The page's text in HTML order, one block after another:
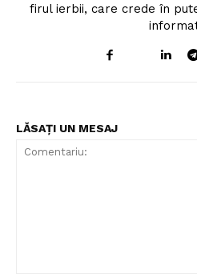
firul ierbii, care crede în
LĂSAȚI UN MESAJ